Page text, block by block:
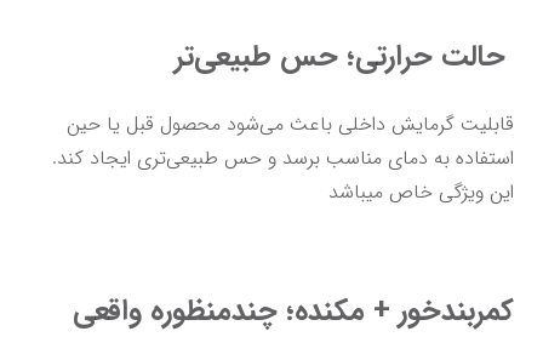
حالت حرارتی؛ حس طبیعی‌تر
این ویژگی خاص میباشد
کمربندخور + مکنده؛ چندمنظوره واقعی